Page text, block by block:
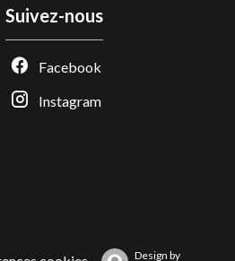
Suivez-nous
Facebook
Instagram
Design by